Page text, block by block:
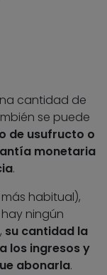
cantidad de
se puede
de usufructo o
monetaria
.
habitual),
ningún
su cantidad la
los ingresos y
abonarla.